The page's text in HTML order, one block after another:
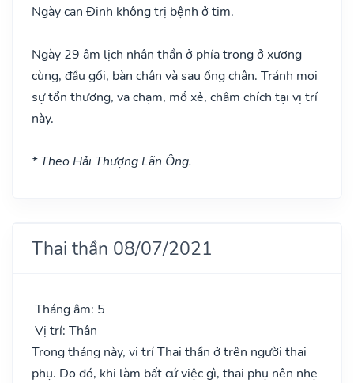
Ngày can Đinh không trị bệnh ở tim.
Ngày 29 âm lịch nhân thần ở phía trong ở xương
cùng, đầu gối, bàn chân và sau ống chân. Tránh mọi
sự tổn thương, va chạm, mổ xẻ, châm chích tại vị trí
này.
* Theo Hải Thượng Lãn Ông.
Thai thần 08/07/2021
Tháng âm: 5
Vị trí: Thân
Trong tháng này, vị trí Thai thần ở trên người thai
phụ. Do đó, khi làm bất cứ việc gì, thai phụ nên nhẹ